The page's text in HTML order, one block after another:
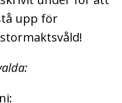
upp för